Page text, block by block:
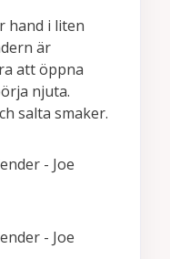
hand i liten
är
att öppna
njuta.
salta smaker.